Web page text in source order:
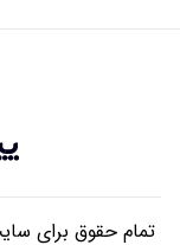
تمام حقوق برای